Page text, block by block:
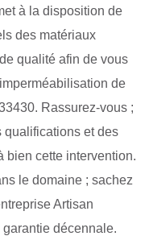
à la disposition de
des matériaux
qualité afin de vous
de
Rassurez-vous ;
qualifications et des
bien cette intervention.
le domaine ; sachez
Artisan
garantie décennale.